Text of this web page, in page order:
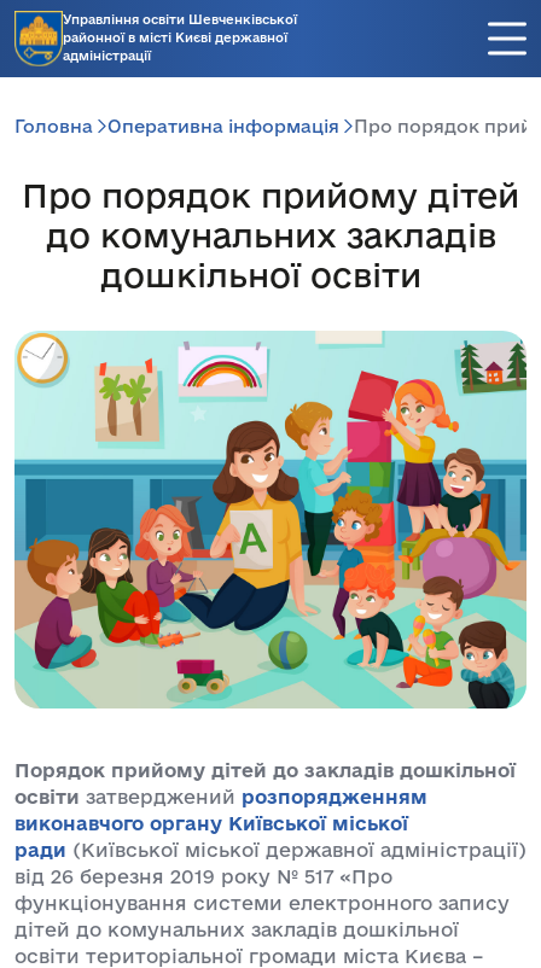
Управління освіти Шевченківської
районної в місті Києві державної
адміністрації
Головна Оперативна інформація Про порядок
Про порядок прийому дітей
до комунальних закладів
дошкільної освіти
Порядок прийому дітей до закладів дошкільної
освіти затверджений розпорядженням
виконавчого органу Київської міської
ради (Київської міської державної адміністрації)
від 26 березня 2019 року № 517 «Про
функціонування системи електронного запису
дітей до комунальних закладів дошкільної
освіти територіальної громади міста Києва –